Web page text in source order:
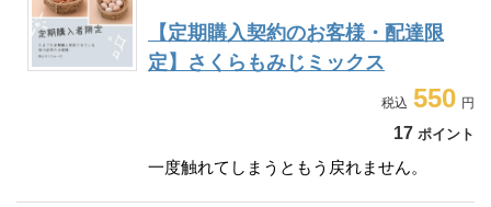
【定期購入契約のお客様・配達限
定】さくらもみじミックス
550
17 ポイント
一度触れてしまうともう戻れません。